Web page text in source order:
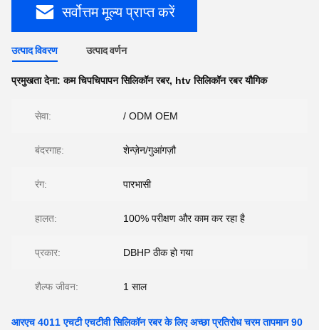
सर्वोत्तम मूल्य प्राप्त करें
उत्पाद विवरण उत्पाद वर्णन
प्रमुखता देना:कम चिपचिपापन सिलिकॉन रबर, htv सिलिकॉन रबर यौगिक
सेवा: / ODM OEM
बंदरगाह: शेन्ज़ेन/गुआंगज़ौ
रंग: पारभासी
हालत: 100% परीक्षण और काम कर रहा है
प्रकार: DBHP ठीक हो गया
शैल्फ जीवन: 1 साल
आरएच 4011 एचटी एचटीवी सिलिकॉन रबर के लिए अच्छा प्रतिरोध चरम तापमान 90